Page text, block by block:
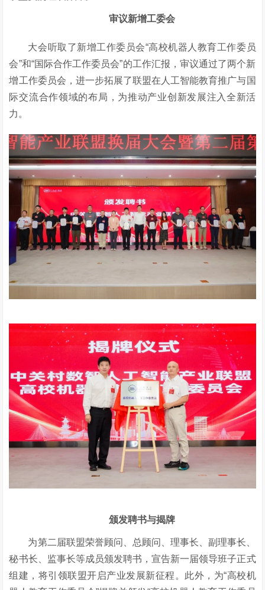
审议新增工委会
大会听取了新增工作委员会“高校机器人教育工作委员
会”和“国际合作工作委员会”的工作汇报，审议通过了两个新
增工作委员会，进一步拓展了联盟在人工智能教育推广与国
际交流合作领域的布局，为推动产业创新发展注入全新活
力。
颁发聘书与揭牌
为第二届联盟荣誉顾问、总顾问、理事长、副理事长、
秘书长、监事长等成员颁发聘书，宣告新一届领导班子正式
组建，将引领联盟开启产业发展新征程。此外，为“高校机